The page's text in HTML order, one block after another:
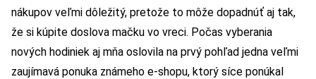
nákupov veľmi dôležitý, pretože to môže dopadnúť aj tak,
že si kúpite doslova mačku vo vreci. Počas vyberania
nových hodiniek aj mňa oslovila na prvý pohľad jedna veľmi
zaujímavá ponuka známeho e-shopu, ktorý síce ponúkal